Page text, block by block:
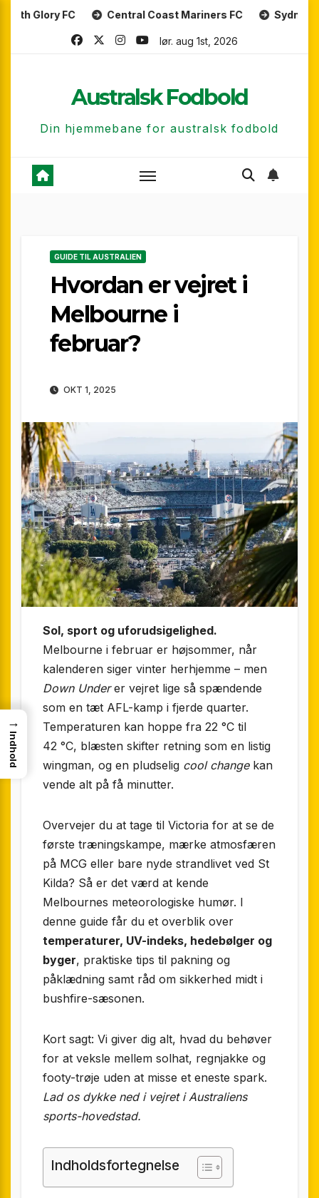
Skip
Central Coast Mariners FC Sydney FC
lør. aug 1st, 2026
Australsk Fodbold
Din hjemmebane for australsk fodbold
GUIDE TIL AUSTRALIEN
Hvordan er vejret i
Melbourne i
februar?
OKT 1, 2025
Sol, sport og uforudsigelighed.
Melbourne i februar er højsommer, når
kalenderen siger vinter herhjemme – men
Down Underer vejret lige så spændende
som en tæt AFL-kamp i fjerde quarter.
Temperaturen kan hoppe fra 22 °C til
42 °C, blæsten skifter retning som en listig
wingman, og en pludselig cool changekan
vende alt på få minutter.
Overvejer du at tage til Victoria for at se de
første træningskampe, mærke atmosfæren
på MCG eller bare nyde strandlivet ved St
Kilda? Så er det værd at kende
Melbournes meteorologiske humør. I
denne guide får du et overblik over
temperaturer, UV-indeks, hedebølger og
byger, praktiske tips til pakning og
påklædning samt råd om sikkerhed midt i
bushfire-sæsonen.
Kort sagt: Vi giver dig alt, hvad du behøver
for at veksle mellem solhat, regnjakke og
footy-trøje uden at misse et eneste spark.
Lad os dykke ned i vejret i Australiens
sports-hovedstad.
Indholdsfortegnelse
→
Indhold